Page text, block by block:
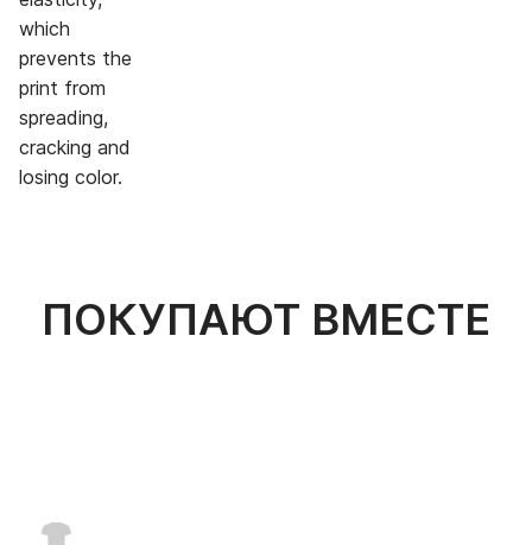
which
prevents the
print from
spreading,
cracking and
losing color.
ПОКУПАЮТ ВМЕСТЕ